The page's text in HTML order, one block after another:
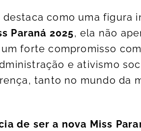
como uma figura
Paraná 2025, ela não
forte compromisso
e ativismo
tanto no mundo da
de ser a nova Miss